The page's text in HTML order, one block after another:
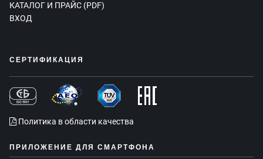
КАТАЛОГ И ПРАЙС (PDF)
ВХОД
СЕРТИФИКАЦИЯ
Политика в области качества
ПРИЛОЖЕНИЕ ДЛЯ СМАРТФОНА